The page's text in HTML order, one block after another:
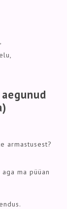
armastusest?
ma püüan